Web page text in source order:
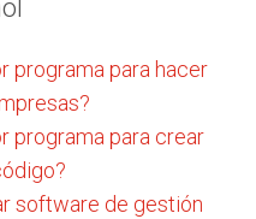
programa para hacer
programa para crear
software de gestión